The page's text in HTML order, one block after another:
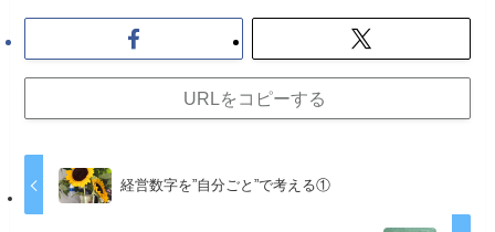
URLをコピーする
経営数字を”自分ごと”で考える①